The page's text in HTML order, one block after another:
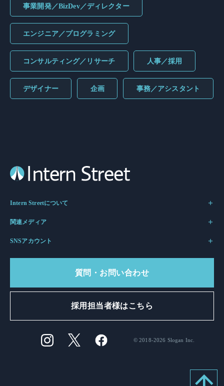
事業開発／BizDev／ディレクター
エンジニア／プログラミング
コンサルティング／リサーチ 人事／採用
デザイナー 企画 事務／アシスタント
Intern Streetについて
関連メディア
SNSアカウント
質問・お問い合わせ
採用担当者様はこちら
© 2018-2026 Slogan Inc.